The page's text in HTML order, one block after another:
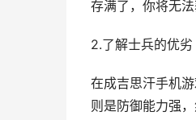
存满了，你将无
2.了解士兵的优劣
在成吉思汗手机
则是防御能力强